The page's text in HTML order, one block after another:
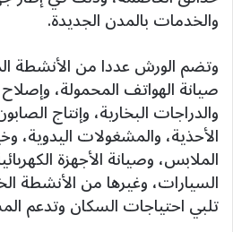
والخدمات بالمدن الجديدة.
وتضم الورش عددا من الأنشطة
صيانة الهواتف المحمولة، وإصلاح
والدراجات البخارية، وإنتاج
الأحذية، والمشغولات اليدوية،
الملابس، وصيانة الأجهزة
السيارات، وغيرها من الأنشطة
تلبي احتياجات السكان وتدعم